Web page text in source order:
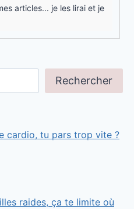
articles... je les lirai et je
Rechercher
cardio, tu pars trop vite ?
raides, ça te limite où